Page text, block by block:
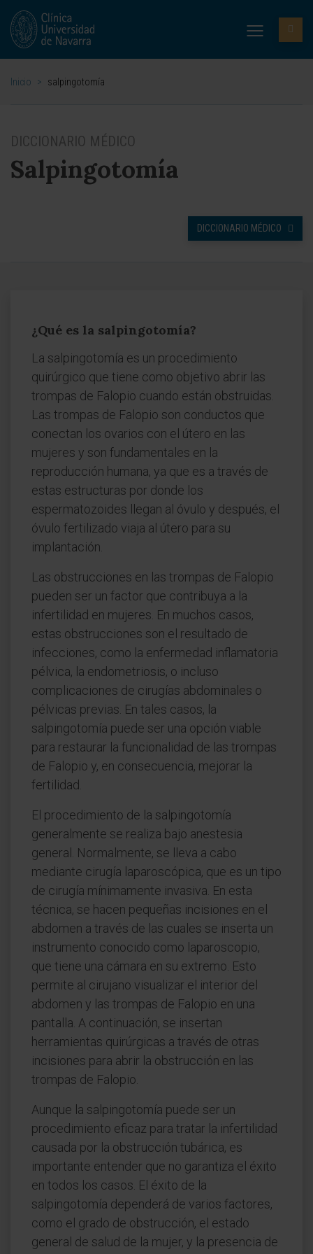
Inicio > salpingotomía
DICCIONARIO MÉDICO
Salpingotomía
DICCIONARIO MÉDICO
¿Qué es la salpingotomía?
La salpingotomía es un procedimiento
quirúrgico que tiene como objetivo abrir las
trompas de Falopio cuando están obstruidas.
Las trompas de Falopio son conductos que
conectan los ovarios con el útero en las
mujeres y son fundamentales en la
reproducción humana, ya que es a través de
estas estructuras por donde los
espermatozoides llegan al óvulo y después, el
óvulo fertilizado viaja al útero para su
implantación.
Las obstrucciones en las trompas de Falopio
pueden ser un factor que contribuya a la
infertilidad en mujeres. En muchos casos,
estas obstrucciones son el resultado de
infecciones, como la enfermedad inflamatoria
pélvica, la endometriosis, o incluso
complicaciones de cirugías abdominales o
pélvicas previas. En tales casos, la
salpingotomía puede ser una opción viable
para restaurar la funcionalidad de las trompas
de Falopio y, en consecuencia, mejorar la
fertilidad.
El procedimiento de la salpingotomía
generalmente se realiza bajo anestesia
general. Normalmente, se lleva a cabo
mediante cirugía laparoscópica, que es un tipo
de cirugía mínimamente invasiva. En esta
técnica, se hacen pequeñas incisiones en el
abdomen a través de las cuales se inserta un
instrumento conocido como laparoscopio,
que tiene una cámara en su extremo. Esto
permite al cirujano visualizar el interior del
abdomen y las trompas de Falopio en una
pantalla. A continuación, se insertan
herramientas quirúrgicas a través de otras
incisiones para abrir la obstrucción en las
trompas de Falopio.
Aunque la salpingotomía puede ser un
procedimiento eficaz para tratar la infertilidad
causada por la obstrucción tubárica, es
importante entender que no garantiza el éxito
en todos los casos. El éxito de la
salpingotomía dependerá de varios factores,
como el grado de obstrucción, el estado
general de salud de la mujer, y la presencia de